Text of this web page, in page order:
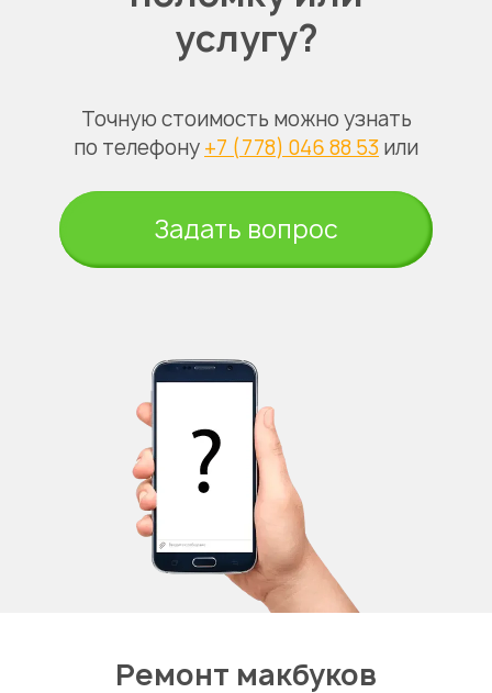
услугу?
Точную стоимость можно узнать
по телефону +7 (778) 046 88 53 или
Задать вопрос
Ремонт макбуков